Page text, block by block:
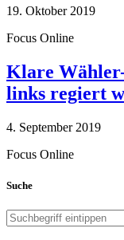
19. Oktober 2019
Focus Online
Klare
links regiert
4. September 2019
Focus Online
Suche